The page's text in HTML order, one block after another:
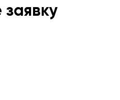
заявку